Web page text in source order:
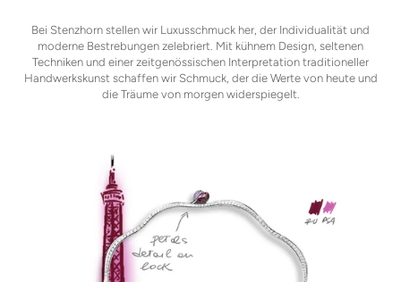
Bei Stenzhorn stellen wir Luxusschmuck her, der Individualität und
moderne Bestrebungen zelebriert. Mit kühnem Design, seltenen
Techniken und einer zeitgenössischen Interpretation traditioneller
Handwerkskunst schaffen wir Schmuck, der die Werte von heute und
die Träume von morgen widerspiegelt.